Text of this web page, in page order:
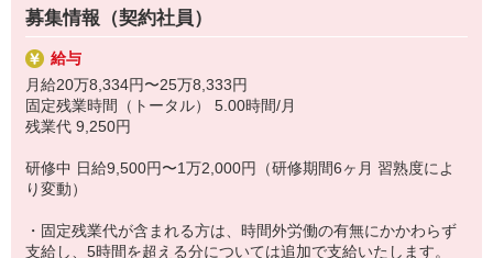
彼女が表現するエレガントなデザインはもちろん、
女性のボディラインを優しく覆う大きいサイズの展開が魅力。
数々のシーンでマルチな着こなしをかなえます。
募集情報（契約社員）
給与
月給20万8,334円〜25万8,333円
固定残業時間（トータル） 5.00時間/月
残業代 9,250円
研修中 日給9,500円〜1万2,000円（研修期間6ヶ月 習熟度によ
り変動）
・固定残業代が含まれる方は、時間外労働の有無にかかわらず
支給し、5時間を超える分については追加で支給いたします。